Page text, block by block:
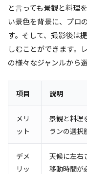
と言っても景観と料理
い景色を背景に、プロ
す。そして、撮影後は
しむことができます。
の様々なジャンルから
項目 説明
メリ
ット
景観と料理
ランの選択
デメ
リッ
天候に左右
移動時間が